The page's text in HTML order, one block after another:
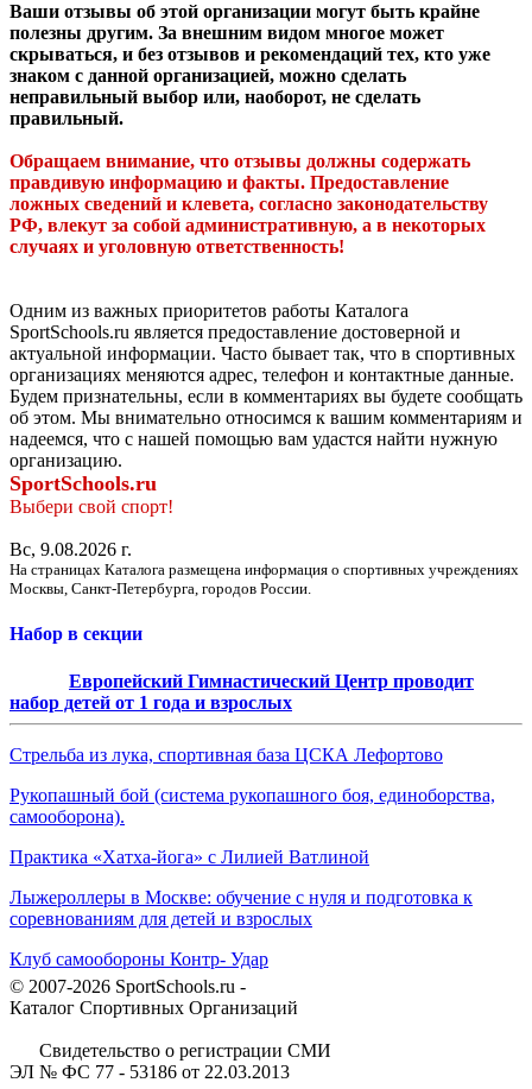
Ваши отзывы об этой организации могут быть крайне
полезны другим. За внешним видом многое может
скрываться, и без отзывов и рекомендаций тех, кто уже
знаком с данной организацией, можно сделать
неправильный выбор или, наоборот, не сделать
правильный.
Обращаем внимание, что отзывы должны содержать
правдивую информацию и факты. Предоставление
ложных сведений и клевета, согласно законодательству
РФ, влекут за собой административную, а в некоторых
случаях и уголовную ответственность!
Одним из важных приоритетов работы Каталога
SportSchools.ru является предоставление достоверной и
актуальной информации. Часто бывает так, что в спортивных
организациях меняются адрес, телефон и контактные данные.
Будем признательны, если в комментариях вы будете сообщать
об этом. Мы внимательно относимся к вашим комментариям и
надеемся, что с нашей помощью вам удастся найти нужную
организацию.
SportSchools.ru
Выбери свой спорт!
Вс, 9.08.2026 г.
На страницах Каталога размещена информация о спортивных учреждениях
Москвы, Санкт-Петербурга, городов России.
Набор в секции
Европейский Гимнастический Центр проводит
набор детей от 1 года и взрослых
Стрельба из лука, спортивная база ЦСКА Лефортово
Рукопашный бой (система рукопашного боя, единоборства,
самооборона).
Практика «Хатха-йога» с Лилией Ватлиной
Лыжероллеры в Москве: обучение с нуля и подготовка к
соревнованиям для детей и взрослых
Клуб самообороны Контр- Удар
© 2007-2026 SportSchools.ru -
Каталог Спортивных Организаций
Свидетельство о регистрации СМИ
ЭЛ № ФС 77 - 53186 от 22.03.2013